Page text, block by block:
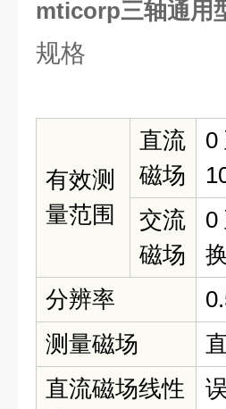
mticorp三轴通用
规格
有效测
量范围
直流
磁场
0
交流
磁场
0
分辨率
测量磁场
直流磁场线性